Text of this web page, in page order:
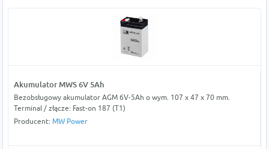
Akumulator MWS 6V 5Ah
Bezobsługowy akumulator AGM 6V-5Ah o wym. 107 x 47 x 70 mm.
Terminal / złącze: Fast-on 187 (T1)
Producent: MW Power